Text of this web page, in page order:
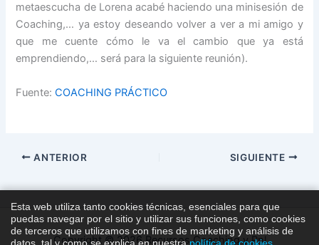
metaescucha de Lorena acabé haciendo una minisesión de
Coaching,… ya estoy deseando volver a ver a mi amigo y
que me cuente cómo le va el cambio que ya está
emprendiendo,… será para la siguiente reunión).
Fuente:COACHING PRÁCTICO
ANTERIOR SIGUIENTE
Copyright © 2026 Recursos Coaching y Pnl
Esta web utiliza tanto cookies técnicas, esenciales para que
puedas navegar por el sitio y utilizar sus funciones, como cookies
de terceros que utilizamos con fines de marketing y análisis de